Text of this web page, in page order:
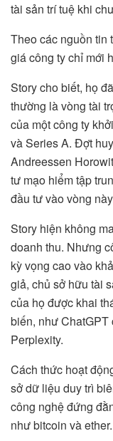
tài sản trí tuệ khi
Theo các nguồn tin
giá công ty chỉ mới
Story cho biết, họ
thường là vòng tài
của một công ty
và Series A. Đợt
Andreessen
tư mạo hiểm tập
đầu tư vào vòng
Story hiện không
doanh thu. Nhưng
kỳ vọng cao vào
giả, chủ sở hữu tài
của họ được khai
biến, như ChatGPT
Perplexity.
Cách thức hoạt
sở dữ liệu duy trì
công nghệ đứng
như bitcoin và ether.